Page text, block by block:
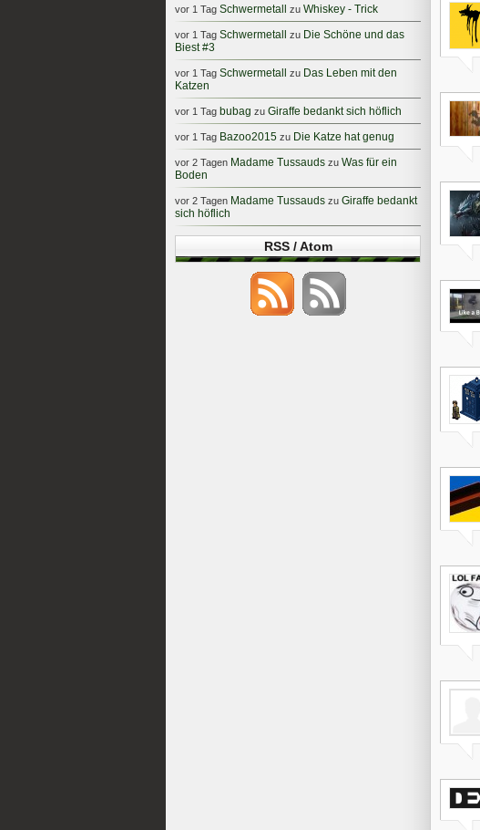
vor 1 Tag Schwermetall zu Whiskey - Trick
vor 1 Tag Schwermetall zu Die Schöne und das
Biest #3
vor 1 Tag Schwermetall zu Das Leben mit den
Katzen
vor 1 Tag bubag zu Giraffe bedankt sich höflich
vor 1 Tag Bazoo2015 zu Die Katze hat genug
vor 2 Tagen Madame Tussauds zu Was für ein
Boden
vor 2 Tagen Madame Tussauds zu Giraffe bedankt
sich höflich
RSS / Atom